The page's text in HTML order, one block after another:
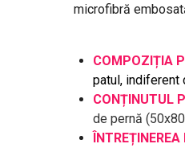
microfibră
COMPOZIȚIA
patul, indiferent
CONȚINUTUL
de pernă (
ÎNTREȚINEREA